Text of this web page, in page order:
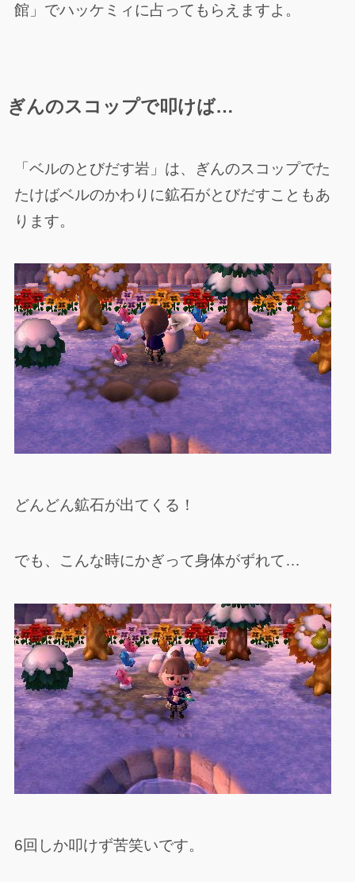
館」でハッケミィに占ってもらえますよ。
ぎんのスコップで叩けば…
「ベルのとびだす岩」は、ぎんのスコップでた
たけばベルのかわりに鉱石がとびだすこともあ
ります。
どんどん鉱石が出てくる！
でも、こんな時にかぎって身体がずれて…
6回しか叩けず苦笑いです。